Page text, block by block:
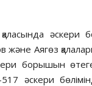
әскери
Аягөз
борышын
әскери